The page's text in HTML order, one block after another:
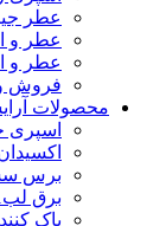
عطر
عطر و
عطر و
فروش
محصولات
اسپری
برس
برق لب
پاک